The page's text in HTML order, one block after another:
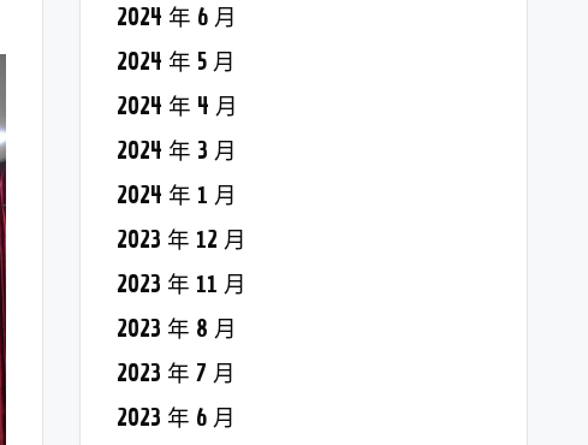
2024 年 6 月
2024 年 5 月
2024 年 4 月
2024 年 3 月
2024 年 1 月
2023 年 12 月
2023 年 11 月
2023 年 8 月
2023 年 7 月
2023 年 6 月